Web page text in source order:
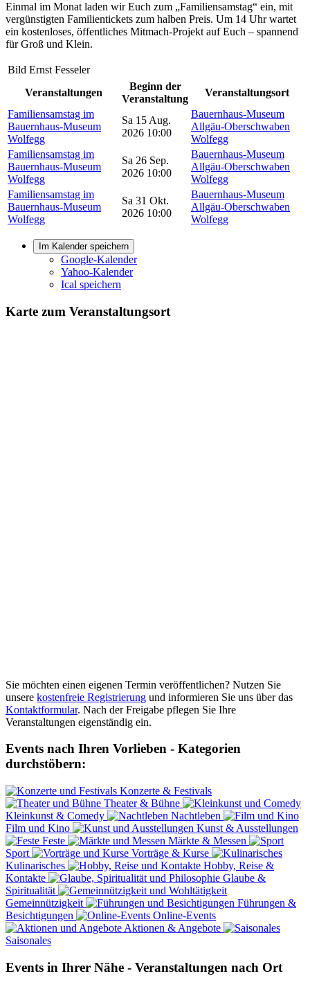
Einmal im Monat laden wir Euch zum „Familiensamstag“ ein, mit
vergünstigten Familientickets zum halben Preis. Um 14 Uhr wartet
ein kostenloses, öffentliches Mitmach-Projekt auf Euch – spannend
für Groß und Klein.
Bild Ernst Fesseler
Veranstaltungen
Beginn der
Veranstaltung
Veranstaltungsort
Familien­samstag im
Bauernhaus-Museum
Wolfegg
Sa 15 Aug.
2026 10:00
Bauernhaus-Museum
Allgäu-Oberschwaben
Wolfegg
Familien­samstag im
Bauernhaus-Museum
Wolfegg
Sa 26 Sep.
2026 10:00
Bauernhaus-Museum
Allgäu-Oberschwaben
Wolfegg
Familien­samstag im
Bauernhaus-Museum
Wolfegg
Sa 31 Okt.
2026 10:00
Bauernhaus-Museum
Allgäu-Oberschwaben
Wolfegg
Im Kalender speichern
Google-Kalender
Yahoo-Kalender
Ical speichern
Karte zum Veranstaltungsort
Sie möchten einen eigenen Termin veröffentlichen? Nutzen Sie
unsere kostenfreie Registrierung und informieren Sie uns über das
Kontaktformular. Nach der Freigabe pflegen Sie Ihre
Veranstaltungen eigenständig ein.
Events nach Ihren Vorlieben - Kategorien
durchstöbern:
Konzerte & Festivals
Theater & Bühne
Kleinkunst & Comedy
Nachtleben
Film und Kino
Kunst & Ausstellungen
Feste
Märkte & Messen
Sport
Vorträge & Kurse
Kulinarisches
Hobby, Reise &
Kontakte
Glaube &
Spiritualität
Gemeinnützigkeit
Führungen &
Besichtigungen
Online-Events
Aktionen & Angebote
Saisonales
Events in Ihrer Nähe - Veranstaltungen nach Ort